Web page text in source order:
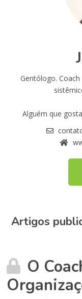
Gentólogo.
Alguém que
Artigos
O